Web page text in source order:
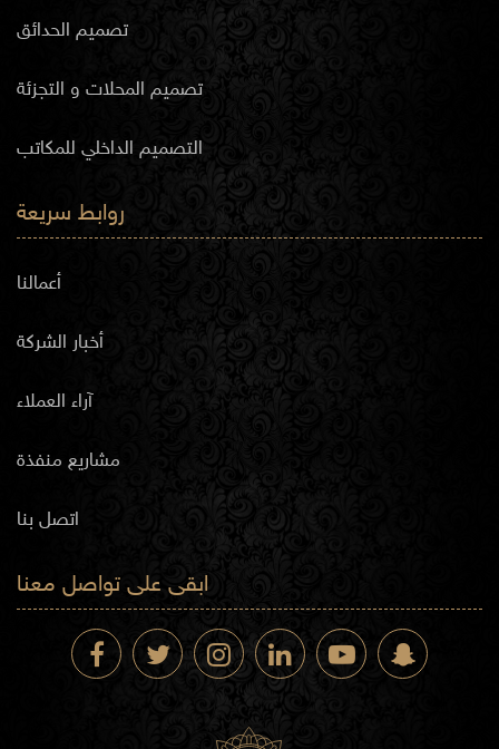
تصميم الحدائق
تصميم المحلات و التجزئة
التصميم الداخلي للمكاتب
روابط سريعة
أعمالنا
أخبار الشركة
آراء العملاء
مشاريع منفذة
اتصل بنا
ابقى على تواصل معنا